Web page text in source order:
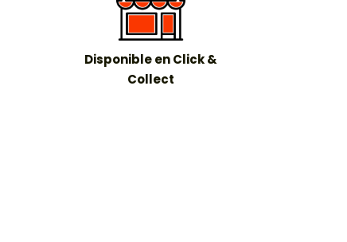
Disponible en Click &
Collect